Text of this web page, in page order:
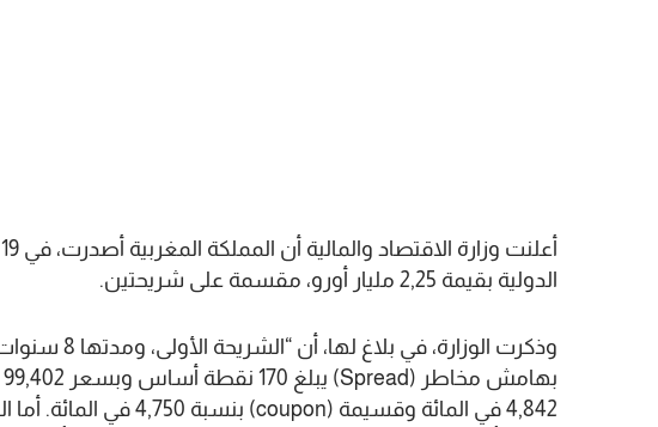
الدولية بقيمة 2,25 مليار أورو، مقسمة على شريحتين.